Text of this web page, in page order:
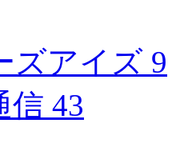
ズアイズ 9
信 43